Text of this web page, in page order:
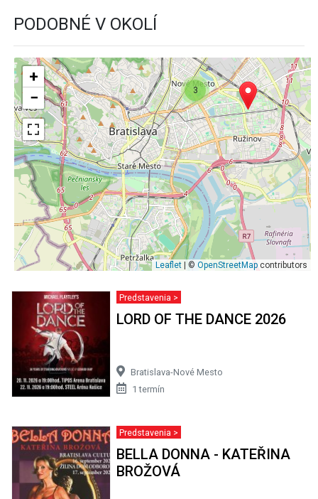
PODOBNÉ V OKOLÍ
3
+
−
Leaflet | © OpenStreetMap contributors
Predstavenia >
LORD OF THE DANCE 2026
Bratislava-Nové Mesto
1 termín
Predstavenia >
BELLA DONNA - KATEŘINA
BROŽOVÁ